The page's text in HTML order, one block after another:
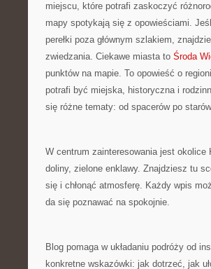
miejscu, które potrafi zaskoczyć
mapy spotykają się z opowieściami.
perełki poza głównym szlakiem,
zwiedzania. Ciekawe miasta to Środa
punktów na mapie. To opowieść o
potrafi być miejska, historyczna i
się różne tematy: od spacerów po
W centrum zainteresowania jest
doliny, zielone enklawy. Znajdziesz tu
się i chłonąć atmosferę. Każdy wpis
da się poznawać na spokojnie.
Blog pomaga w układaniu podróży od
konkretne wskazówki: jak dotrzeć, jak